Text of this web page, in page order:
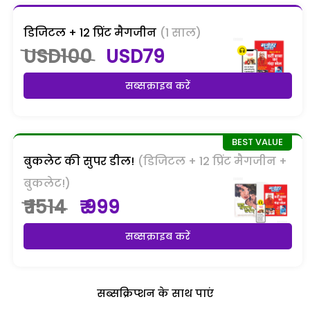
डिजिटल + 12 प्रिंट मैगजीन (1 साल)
USD100 USD79
सब्सक्राइब करें
बुकलेट की सुपर डील! (डिजिटल + 12 प्रिंट मैगजीन +
बुकलेट!)
₹ 1514 ₹ 999
सब्सक्राइब करें
सब्सक्रिप्शन के साथ पाएं